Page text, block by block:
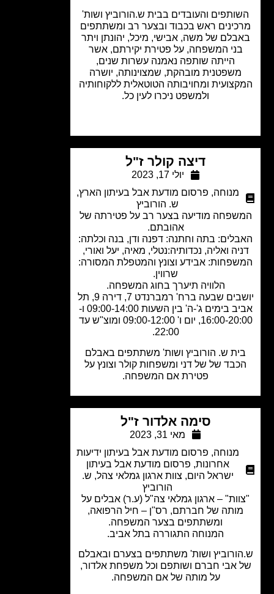
והעובדים בבית ש.הורוביץ ושות'
ראש בכבוד ובצער רב ומשתתפים
של משה, אבישי, מיכל, יהונתן ויתר
בני המשפחה, על פטירת יקירתם, אשר
הייתה שותפה נאמנה עשרות שנים,
משפטנית מובהקת, שמצוינותה, יושרה
ומחויבותה הטוטאלית ללקוחותיה
ולמשפט ניכרו לעין כל.
דיצה קולר ז"ל
מנוחה
פרסום מודעת אבל בעיתון הארץ,
ש. הורוביץ
מודיעה בצער רב על פטירתה של
אהובתם.
בתה וחתנה: דפנה ודן, בנה וכלתה:
ואליה, נכדותיה:נטלי, מאיה, יעל ואורי,
אבידע וצונץ והמטפלת המסורה:
הלוויה תיערך בחוג המשפחה.
יושבים שבעה ברח' רמברנדט 7, דירה 9, תל
אביב בימים ג'-ה' בין השעות 09:00-14:00 ו-
16:00-20:00, יום ו' 09:00-12:00 ומוצ"ש עד
ש. הורוביץ ושות' משתתפים באבלם
של של דני ומשפחות קולר וצונץ על
פטירת אם המשפחה.
סימה אלדור ז"ל
מאי 31, 2023
פרסום מודעת אבל בעיתון ידיעות
אחרונות,פרסום מודעת אבל בעיתון
ישראל היום,צוות ארגון גמלאי צהל,ש.
– ארגון גמלאי צה"ל (ע.ר) אבלים על
של חברתם, רס"ן – חיל הרפואה,
ומשתתפים בצער המשפחה.
המנוחה התגוררה בתל אביב.
ושות' משתתפים בצערם ובאבלם
אבי חברם ושותפם וכל משפחת אלדור,
על מותה של אם המשפחה.